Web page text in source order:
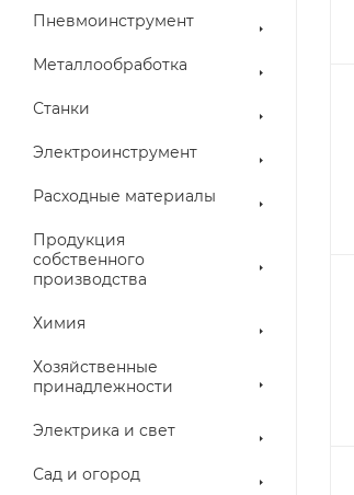
Пневмоинструмент
Металлообработка
Станки
Электроинструмент
Расходные материалы
Продукция
собственного
производства
Химия
Хозяйственные
принадлежности
Электрика и свет
Сад и огород